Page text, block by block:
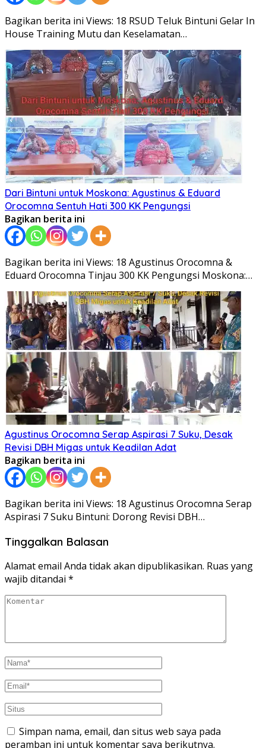
Bagikan berita ini Views: 18 RSUD Teluk Bintuni Gelar In
House Training Mutu dan Keselamatan…
Dari Bintuni untuk Moskona: Agustinus & Eduard
Orocomna Sentuh Hati 300 KK Pengungsi
Bagikan berita ini
Bagikan berita ini Views: 18 Agustinus Orocomna &
Eduard Orocomna Tinjau 300 KK Pengungsi Moskona:…
Agustinus Orocomna Serap Aspirasi 7 Suku, Desak
Revisi DBH Migas untuk Keadilan Adat
Bagikan berita ini
Bagikan berita ini Views: 18 Agustinus Orocomna Serap
Aspirasi 7 Suku Bintuni: Dorong Revisi DBH…
Tinggalkan Balasan
Alamat email Anda tidak akan dipublikasikan. Ruas yang
wajib ditandai *
Simpan nama, email, dan situs web saya pada
peramban ini untuk komentar saya berikutnya.